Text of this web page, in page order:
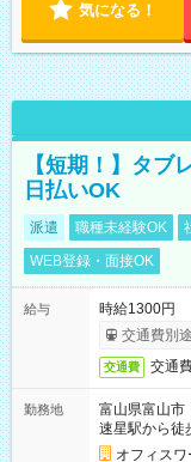
気になる！
【短期！】タブ
日払いOK
派遣 職種未経験OK
WEB登録・面接OK
給与
時給1300円
交通費別
交通費 交通
勤務地
富山県富山市
速星駅から徒
オフィス